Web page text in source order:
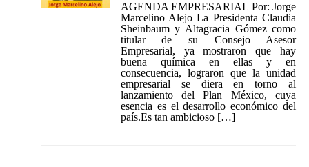
AGENDA EMPRESARIAL Por: Jorge
Marcelino Alejo La Presidenta Claudia
Sheinbaum y Altagracia Gómez como
titular de su Consejo Asesor
Empresarial, ya mostraron que hay
buena química en ellas y en
consecuencia, lograron que la unidad
empresarial se diera en torno al
lanzamiento del Plan México, cuya
esencia es el desarrollo económico del
país.Es tan ambicioso […]